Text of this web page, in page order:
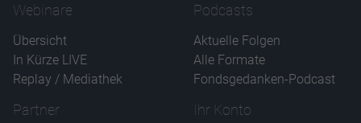
Webinare
Übersicht
In Kürze LIVE
Replay / Mediathek
Podcasts
Aktuelle Folgen
Alle Formate
Fondsgedanken-Podcast
Partner Ihr Konto